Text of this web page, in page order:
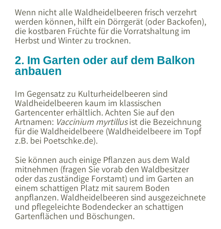
Wenn nicht alle Waldheidelbeeren frisch verzehrt
werden können, hilft ein Dörrgerät (oder Backofen),
die kostbaren Früchte für die Vorratshaltung im
Herbst und Winter zu trocknen.
2. Im Garten oder auf dem Balkon
anbauen
Im Gegensatz zu Kulturheidelbeeren sind
Waldheidelbeeren kaum im klassischen
Gartencenter erhältlich. Achten Sie auf den
Artnamen: Vaccinium myrtillusist die Bezeichnung
für die Waldheidelbeere (Waldheidelbeere im Topf
z.B. bei Poetschke.de).
Sie können auch einige Pflanzen aus dem Wald
mitnehmen (fragen Sie vorab den Waldbesitzer
oder das zuständige Forstamt) und im Garten an
einem schattigen Platz mit saurem Boden
anpflanzen. Waldheidelbeeren sind ausgezeichnete
und pflegeleichte Bodendecker an schattigen
Gartenflächen und Böschungen.